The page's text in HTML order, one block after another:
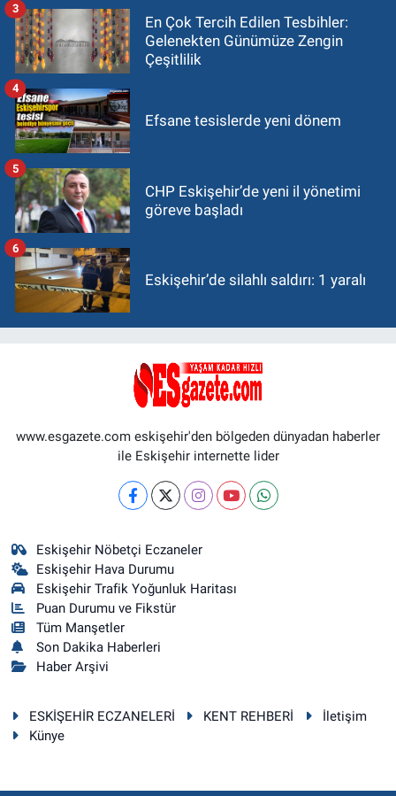
En Çok Tercih Edilen Tesbihler:
Gelenekten Günümüze Zengin
Çeşitlilik
3
Efsane tesislerde yeni dönem
4
CHP Eskişehir’de yeni il yönetimi
göreve başladı
5
Eskişehir’de silahlı saldırı: 1 yaralı
6
www.esgazete.com eskişehir'den bölgeden dünyadan haberler
ile Eskişehir internette lider
Eskişehir Nöbetçi Eczaneler
Eskişehir Hava Durumu
Eskişehir Trafik Yoğunluk Haritası
Puan Durumu ve Fikstür
Tüm Manşetler
Son Dakika Haberleri
Haber Arşivi
ESKİŞEHİR ECZANELERİ KENT REHBERİ
İletişim
Künye